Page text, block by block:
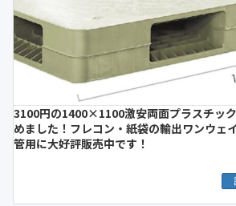
3100円の1400×1100激安両面プラスチッ
めました！フレコン・紙袋の輸出ワンウェ
管用に大好評販売中です！